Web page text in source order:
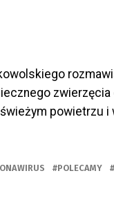
powietrzu
POLECAMY